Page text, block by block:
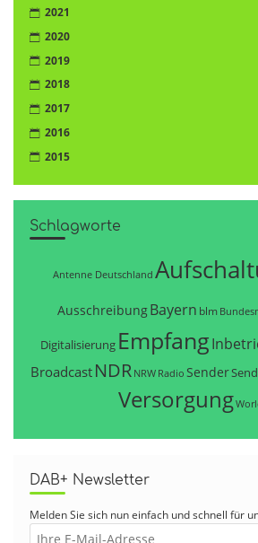
2021
2020
2019
2018
2017
2016
2015
Schlagworte
Antenne Deutschland
AusschreibungBayern blm
Digitalisierung Empfang
Broadcast NDR NRW Radio Sender
Versorgung
DAB+ Newsletter
Melden Sie sich nun einfach und schnell für